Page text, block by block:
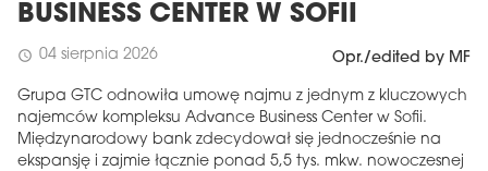
BUSINESS CENTER W SOFII
schedule 04 sierpnia 2026 Opr./edited by MF
Grupa GTC odnowiła umowę najmu z jednym z kluczowych
najemców kompleksu Advance Business Center w Sofii.
Międzynarodowy bank zdecydował się jednocześnie na
ekspansję i zajmie łącznie ponad 5,5 tys. mkw. nowoczesnej